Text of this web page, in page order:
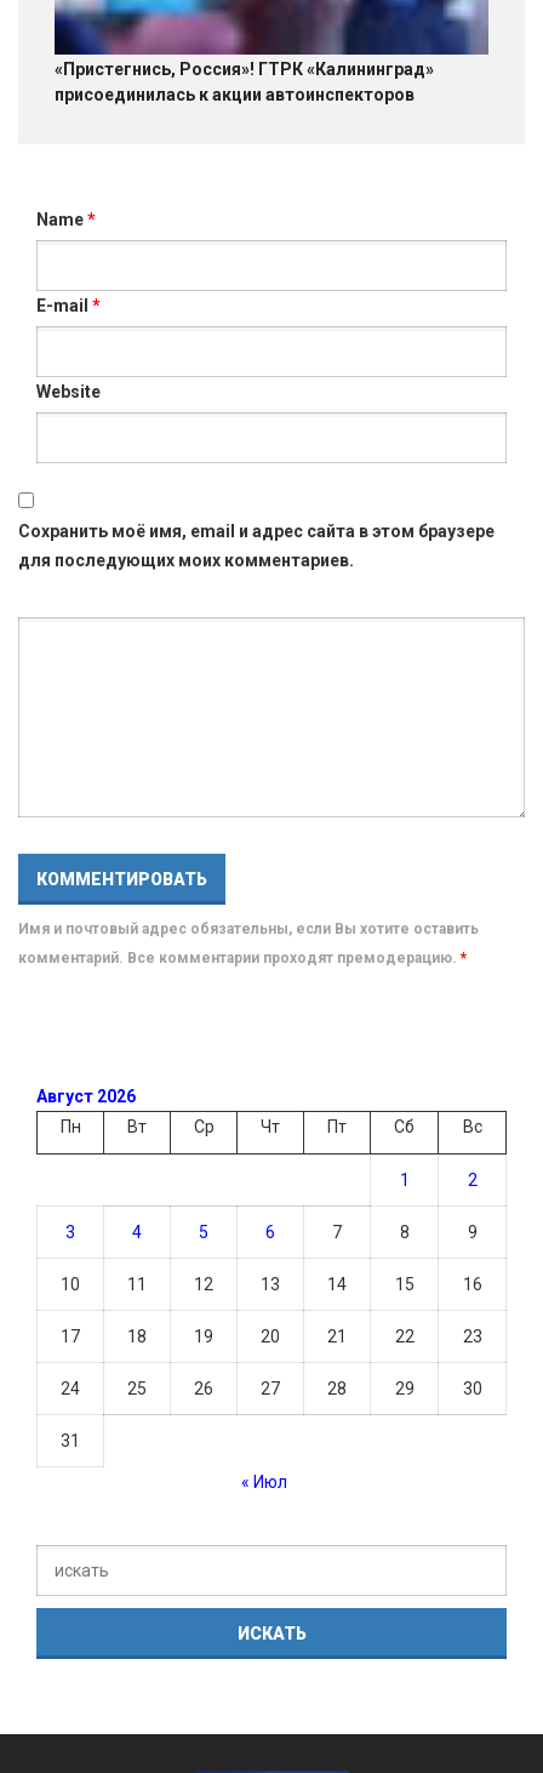
«Пристегнись, Россия»! ГТРК «Калининград»
присоединилась к акции автоинспекторов
Name*
E-mail *
Website
Сохранить моё имя, email и адрес сайта в этом браузере
для последующих моих комментариев.
Имя и почтовый адрес обязательны, если Вы хотите оставить
комментарий. Все комментарии проходят премодерацию. *
Август 2026
Пн
Вт Ср Чт Пт Сб Вс
1 2
3 4 5 6 7 8 9
10 11 12 13 14 15 16
17 18 19 20 21 22 23
24 25 26 27 28 29 30
31
« Июл